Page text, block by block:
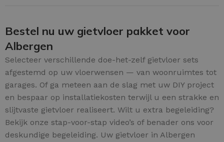
Bestel nu uw gietvloer pakket voor
Albergen
Selecteer verschillende doe-het-zelf gietvloer sets
afgestemd op uw vloerwensen — van woonruimtes tot
garages. Of ga meteen aan de slag met uw DIY project
en bespaar op installatiekosten terwijl u een strakke en
slijtvaste gietvloer realiseert. Wilt u extra begeleiding?
Bekijk onze stap-voor-stap video’s of benader ons voor
deskundige begeleiding. Uw gietvloer in Albergen